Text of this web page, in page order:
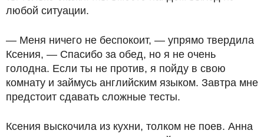
любой ситуации.
— Меня ничего не беспокоит, — упрямо твердила
Ксения, — Спасибо за обед, но я не очень
голодна. Если ты не против, я пойду в свою
комнату и займусь английским языком. Завтра мне
предстоит сдавать сложные тесты.
Ксения выскочила из кухни, толком не поев. Анна